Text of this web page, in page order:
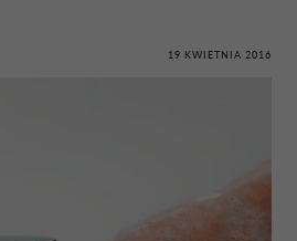
19 KWIETNIA 2016